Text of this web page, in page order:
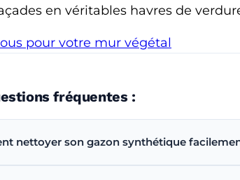
en véritables havres de
pour votre mur végétal
fréquentes :
nettoyer son gazon synthétique